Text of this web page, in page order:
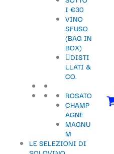
I €30
VINO
SFUSO
(BAG IN
BOX)
DISTI
LLATI &
CO.
ROSATO
CHAMP
AGNE
MAGNU
M
LE SELEZIONI DI